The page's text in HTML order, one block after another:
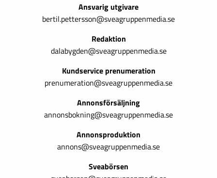
Ansvarig utgivare
bertil.pettersson@sveagruppenmedia.se
Redaktion
dalabygden@sveagruppenmedia.se
Kundservice prenumeration
prenumeration@sveagruppenmedia.se
Annonsförsäljning
annonsbokning@sveagruppenmedia.se
Annonsproduktion
annons@sveagruppenmedia.se
Sveabörsen